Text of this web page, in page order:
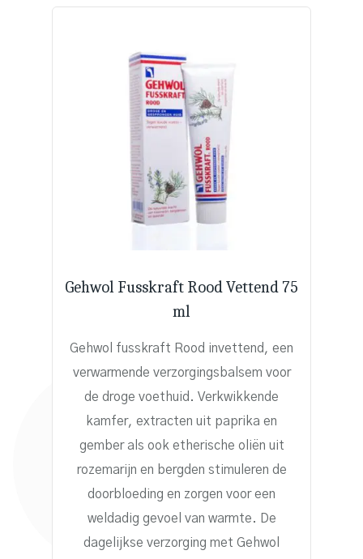
Gehwol Fusskraft Rood Vettend 75
ml
Gehwol fusskraft Rood invettend, een
verwarmende verzorgingsbalsem voor
de droge voethuid. Verkwikkende
kamfer, extracten uit paprika en
gember als ook etherische oliën uit
rozemarijn en bergden stimuleren de
doorbloeding en zorgen voor een
weldadig gevoel van warmte. De
dagelijkse verzorging met Gehwol